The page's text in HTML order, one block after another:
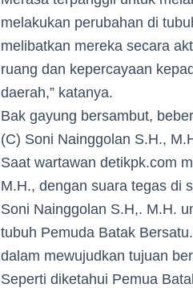
melakukan perubahan di
melibatkan mereka secara
ruang dan kepercayaan
daerah,” katanya.
Bak gayung bersambut,
(C) Soni Nainggolan S.H.,
Saat wartawan detikpk.com
M.H., dengan suara tegas di
Soni Nainggolan S.H,. M.H.
tubuh Pemuda Batak
dalam mewujudkan tujuan
Seperti diketahui Pemua